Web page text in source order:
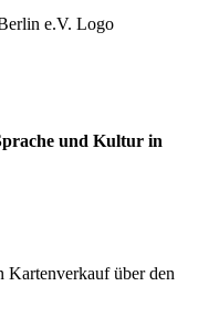
und Kultur in
Kartenverkauf über den